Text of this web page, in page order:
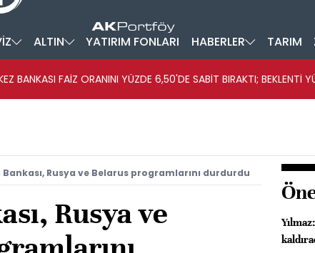
ALTIN YATIRIM FONLARI HABERLER TARIM
BANKASI FAİZ ORANINI YÜZDE 6,50'DE SABİT BIRAKTI; BEKLENTİ
Bankası, Rusya ve Belarus programlarını durdurdu
Rusya ve